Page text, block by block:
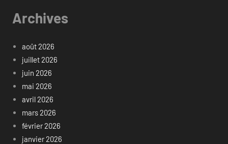
Archives
août 2026
juillet 2026
juin 2026
mai 2026
avril 2026
mars 2026
février 2026
janvier 2026